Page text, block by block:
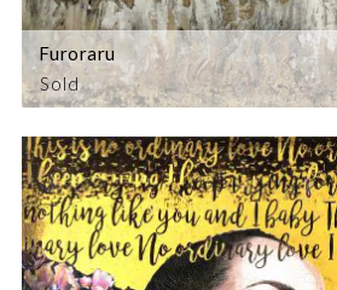
Sold
Furoraru